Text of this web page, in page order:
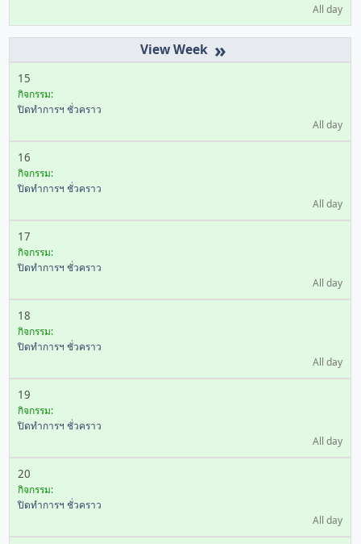
All day
»
15
กิจกรรม:
ปิดทำการฯ ชั่วคราว
All day
16
กิจกรรม:
ปิดทำการฯ ชั่วคราว
All day
17
กิจกรรม:
ปิดทำการฯ ชั่วคราว
All day
18
กิจกรรม:
ปิดทำการฯ ชั่วคราว
All day
19
กิจกรรม:
ปิดทำการฯ ชั่วคราว
All day
20
กิจกรรม:
ปิดทำการฯ ชั่วคราว
All day